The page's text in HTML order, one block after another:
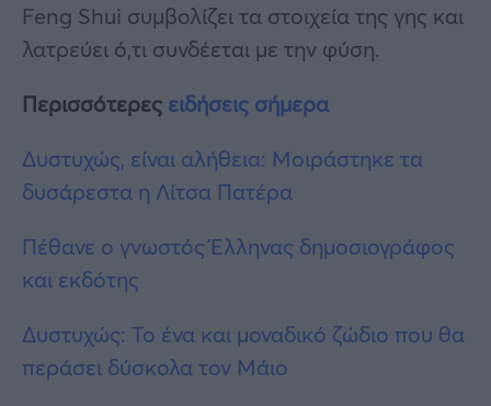
Feng Shui συμβολίζει τα στοιχεία της γης και
λατρεύει ό,τι συνδέεται με την φύση.
Περισσότερες ειδήσεις σήμερα
Δυστυχώς, είναι αλήθεια: Μοιράστηκε τα
δυσάρεστα η Λίτσα Πατέρα
Πέθανε ο γνωστός Έλληνας δημοσιογράφος
και εκδότης
Δυστυχώς: Το ένα και μοναδικό ζώδιο που θα
περάσει δύσκολα τον Μάιο